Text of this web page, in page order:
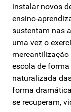
instalar novos
ensino-
sustentam nas
uma vez o
mercantilização
escola de forma
naturalizada
forma
se recuperam,